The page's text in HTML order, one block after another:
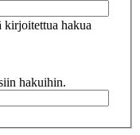
hakua
hakuihin.